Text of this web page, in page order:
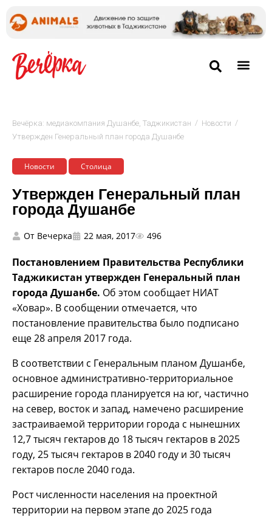
Вечёрка: медиакомпания Душанбе, Таджикистан / Новости /
Утвержден Генеральный план города Душанбе
Новости Столица
Утвержден Генеральный план
города Душанбе
От Вечерка 22 мая, 2017 496
Постановлением Правительства Республики
Таджикистан утвержден Генеральный план
города Душанбе. Об этом сообщает НИАТ
«Ховар». В сообщении отмечается, что
постановление правительства было подписано
еще 28 апреля 2017 года.
В соответствии с Генеральным планом Душанбе,
основное административно-территориальное
расширение города планируется на юг, частично
на север, восток и запад, намечено расширение
застраиваемой территории города с нынешних
12,7 тысяч гектаров до 18 тысяч гектаров в 2025
году, 25 тысяч гектаров в 2040 году и 30 тысяч
гектаров после 2040 года.
Рост численности населения на проектной
территории на первом этапе до 2025 года